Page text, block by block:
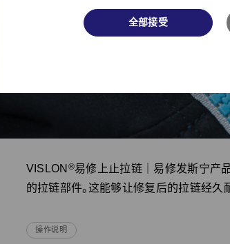
全部接受
VISLON ®易修上止拉链｜易修发斯宁产
的拉链部件。这能够让修复后的拉链经久
操作说明